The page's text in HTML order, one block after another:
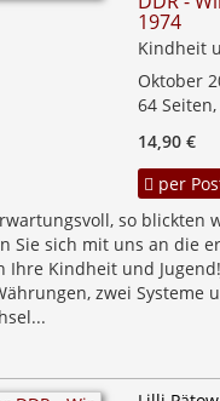
1974
Kindheit
Oktober
64
14,90 €
per
so blickten
Sie sich mit uns an die
Ihre Kindheit und
zwei Systeme